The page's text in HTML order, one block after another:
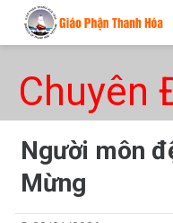
Chuyên
Người môn
Mừng